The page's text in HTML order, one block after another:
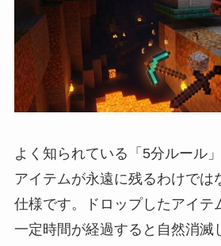
よく知られている「5分ルール
アイテムが永遠に残るわけでは
仕様です。ドロップしたアイテ
一定時間が経過すると自然消滅